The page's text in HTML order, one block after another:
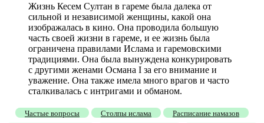
Жизнь Кесем Султан в гареме была далека от
сильной и независимой женщины, какой она
изображалась в кино. Она проводила большую
часть своей жизни в гареме, и ее жизнь была
ограничена правилами Ислама и гаремовскими
традициями. Она была вынуждена конкурировать
с другими женами Османа I за его внимание и
уважение. Она также имела много врагов и часто
сталкивалась с интригами и обманом.
Частые вопросы Столпы ислама
Расписание намазов